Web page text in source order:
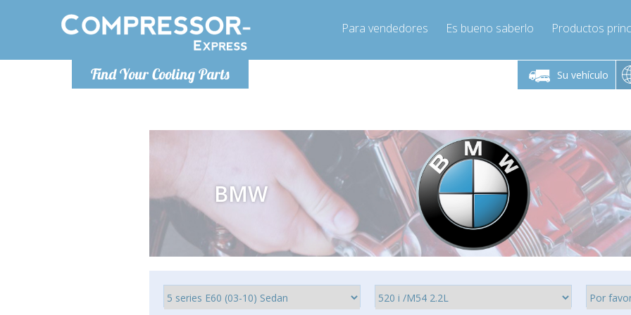
Find Your Cooling Parts
Para vendedores Es bueno saberlo Productos
Su vehículo
De lunes a viernes de 9:00 a De lunes a viernes de 9:00 a
16:00
Info@compressor-express.es
De lunes a
BMW